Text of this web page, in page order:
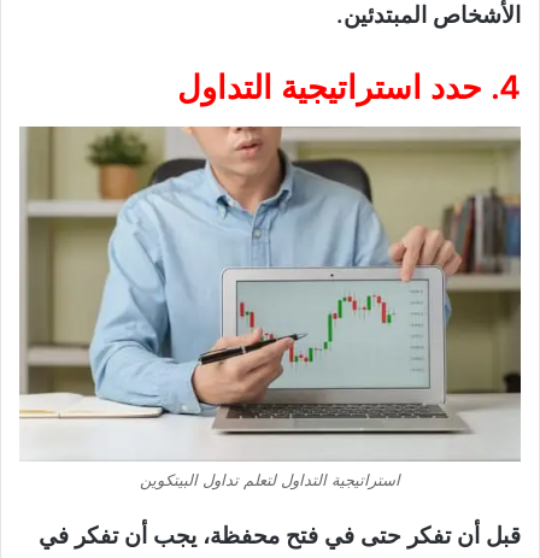
الأشخاص المبتدئين.
4. حدد استراتيجية التداول
استراتيجية التداول لتعلم تداول البيتكوين
قبل أن تفكر حتى في فتح محفظة، يجب أن تفكر في